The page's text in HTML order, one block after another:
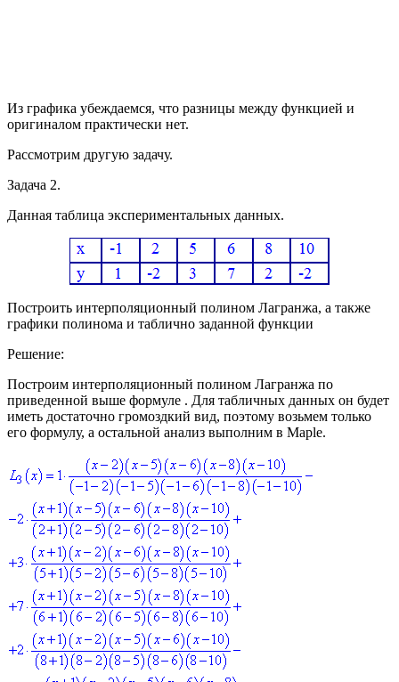
Из графика убеждаемся, что разницы между функцией и
оригиналом практически нет.
Рассмотрим другую задачу.
Задача 2.
Данная таблица экспериментальных данных.
Построить интерполяционный полином Лагранжа, а также
графики полинома и таблично заданной функции
Решение:
Построим интерполяционный полином Лагранжа по
приведенной выше формуле . Для табличных данных он будет
иметь достаточно громоздкий вид, поэтому возьмем только
его формулу, а остальной анализ выполним в Maple.